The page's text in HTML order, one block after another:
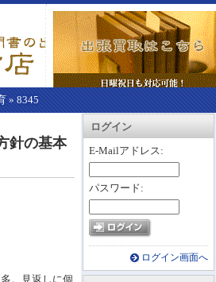
» 8345
カートを見る
ログイン
E-Mailアドレス:
パスワード:
ログイン画面へ
針の基本
。見返しに個